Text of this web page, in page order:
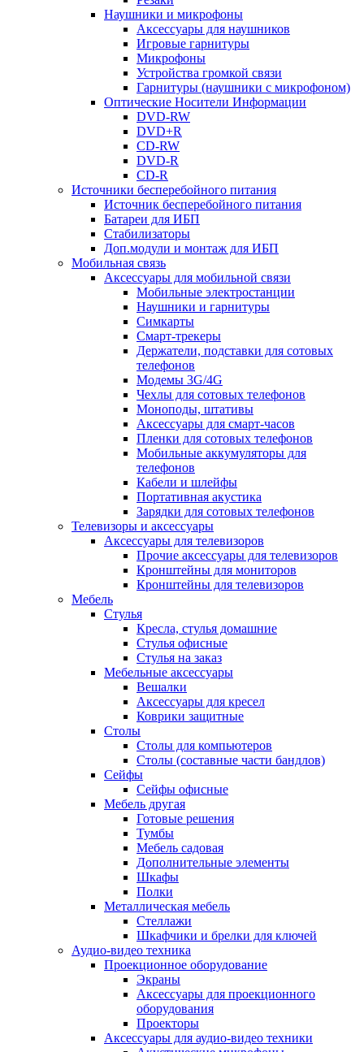
Наушники и микрофоны
Аксессуары для наушников
Игровые гарнитуры
Микрофоны
Устройства громкой связи
Гарнитуры (наушники с микрофоном)
Оптические Носители Информации
DVD-RW
DVD+R
CD-RW
DVD-R
CD-R
Источники бесперебойного питания
Источник бесперебойного питания
Батареи для ИБП
Стабилизаторы
Доп.модули и монтаж для ИБП
Мобильная связь
Аксессуары для мобильной связи
Мобильные электростанции
Наушники и гарнитуры
Симкарты
Смарт-трекеры
Держатели, подставки для сотовых
телефонов
Модемы 3G/4G
Чехлы для сотовых телефонов
Моноподы, штативы
Аксессуары для смарт-часов
Пленки для сотовых телефонов
Мобильные аккумуляторы для
телефонов
Кабели и шлейфы
Портативная акустика
Зарядки для сотовых телефонов
Телевизоры и аксессуары
Аксессуары для телевизоров
Прочие аксессуары для телевизоров
Кронштейны для мониторов
Кронштейны для телевизоров
Мебель
Стулья
Кресла, стулья домашние
Стулья офисные
Стулья на заказ
Мебельные аксессуары
Вешалки
Аксессуары для кресел
Коврики защитные
Столы
Столы для компьютеров
Столы (составные части бандлов)
Сейфы
Сейфы офисные
Мебель другая
Готовые решения
Тумбы
Мебель садовая
Дополнительные элементы
Шкафы
Полки
Металлическая мебель
Стеллажи
Шкафчики и брелки для ключей
Аудио-видео техника
Проекционное оборудование
Экраны
Аксессуары для проекционного
оборудования
Проекторы
Аксессуары для аудио-видео техники